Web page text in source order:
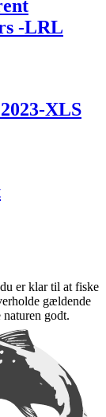
-LRL
XLS
er klar til at fiske
gældende
godt.